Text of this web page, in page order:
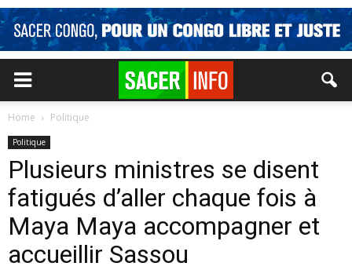
Home Politique
Politique
Plusieurs ministres se disent
fatigués d’aller chaque fois à
Maya Maya accompagner et
accueillir Sassou